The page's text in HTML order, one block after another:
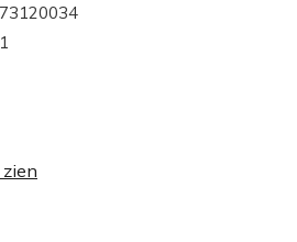
73120034
1